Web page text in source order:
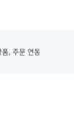
, 주문 연동